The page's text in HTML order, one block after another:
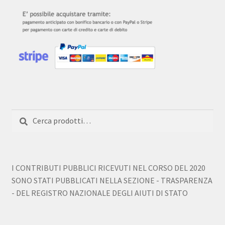
Cerca:
Cerca
I CONTRIBUTI PUBBLICI RICEVUTI NEL CORSO DEL 2020
SONO STATI PUBBLICATI NELLA SEZIONE - TRASPARENZA
- DEL REGISTRO NAZIONALE DEGLI AIUTI DI STATO